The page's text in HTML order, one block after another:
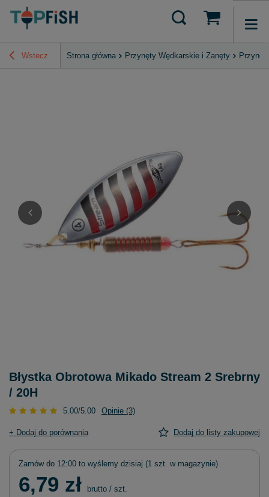
Wstecz Strona główna Przynęty Wędkarskie i Zanęty
Błystka Obrotowa Mikado Stream 2 Srebrny
/ 20H
5.00/5.00 Opinie (3)
+ Dodaj do porównania Dodaj do listy zakupowej
Zamów do 12:00 to wyślemy dzisiaj (1 szt. w magazynie)
6,79 zł brutto / szt.